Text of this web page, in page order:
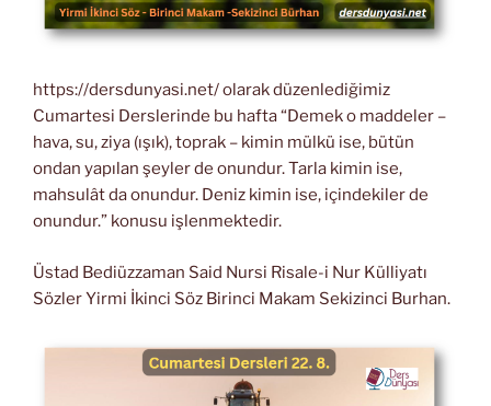
https://dersdunyasi.net/ olarak düzenlediğimiz
Cumartesi Derslerinde bu hafta “Demek o maddeler –
hava, su, ziya (ışık), toprak – kimin mülkü ise, bütün
ondan yapılan şeyler de onundur. Tarla kimin ise,
mahsulât da onundur. Deniz kimin ise, içindekiler de
onundur.” konusu işlenmektedir.
Üstad Bediüzzaman Said Nursi Risale-i Nur Külliyatı
Sözler Yirmi İkinci Söz Birinci Makam Sekizinci Burhan.